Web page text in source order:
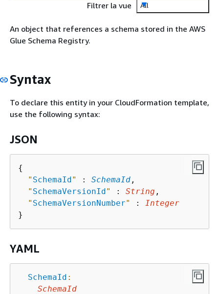
Filtrer la vue
All
An object that references a schema stored in the AWS
Glue Schema Registry.
Syntax
To declare this entity in your CloudFormation template,
use the following syntax:
JSON
{
" SchemaId" : SchemaId ,
" SchemaVersionId" : String ,
" SchemaVersionNumber" :
Integer
YAML
SchemaId :
SchemaId